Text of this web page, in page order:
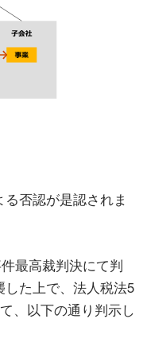
否認が是認されま
最高裁判決にて判
した上で、法人税法5
、以下の通り判示し